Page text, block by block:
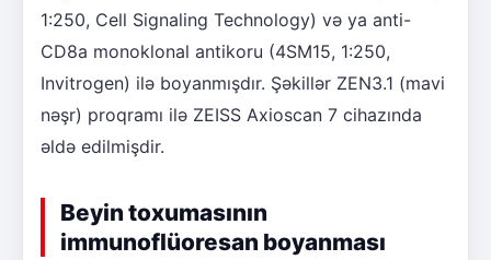
1:250, Cell Signaling Technology) və ya anti-
CD8a monoklonal antikoru (4SM15, 1:250,
Invitrogen) ilə boyanmışdır. Şəkillər ZEN3.1 (mavi
nəşr) proqramı ilə ZEISS Axioscan 7 cihazında
əldə edilmişdir.
Beyin toxumasının
immunoflüoresan boyanması